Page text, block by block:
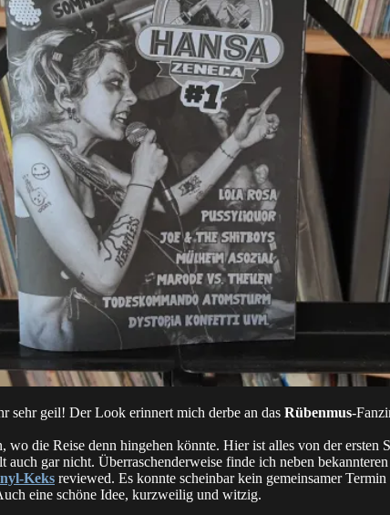
sehr geil! Der Look erinnert mich derbe an das Rübenmus-
die Reise denn hingehen könnte. Hier ist alles von der ersten
gar nicht. Überraschenderweise finde ich neben
Keks reviewed. Es konnte scheinbar kein gemeinsamer
eine schöne Idee, kurzweilig und witzig.